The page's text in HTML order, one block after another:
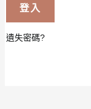
遺失密碼?